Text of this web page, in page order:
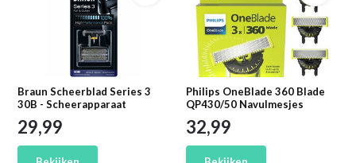
Braun Scheerblad Series 3
30B - Scheerapparaat
29,99
Philips OneBlade 360 Blade
QP430/50 Navulmesjes
32,99